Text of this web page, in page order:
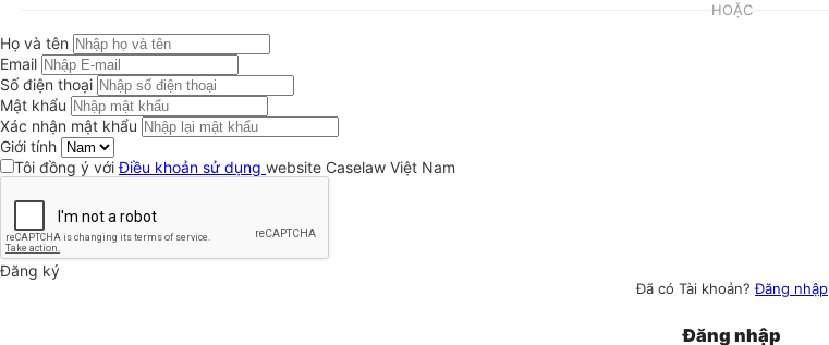
HOẶC
Họ và tên
Email
Số điện thoại
Mật khẩu
Xác nhận mật khẩu
Giới tính
Tôi đồng ý vớiĐiều khoản sử dụng website Caselaw Việt Nam
Đăng ký
Đã có Tài khoản?Đăng nhập
Đăng nhập